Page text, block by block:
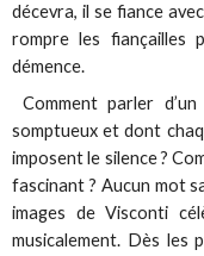
décevra, il se fiance
rompre les fiançailles
démence.
Comment parler
somptueux et dont
imposent le silence ?
fascinant ? Aucun mot
images de Visconti
musicalement. Dès les